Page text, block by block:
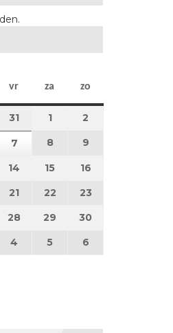
vr vrijdag
za zaterdag
zo
2026
31 31 juli 2026
11 augustus 2026
2
2026 2026
7 7 augustus 2026
8 8 augustus 2026
9
2026
augustus 2026
14 14 augustus 2026
15 15 augustus 2026
16
2026
augustus 2026
21 21 augustus 2026
22 22 augustus 2026
23
2026
augustus 2026
28 28 augustus 2026
29 29 augustus 2026
30
2026 2026
4 4 september 2026
5 5 september 2026
6